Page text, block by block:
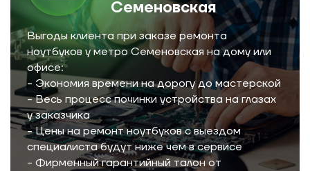
Семеновская
Выгоды клиента при заказе ремонта
ноутбуков у метро Семеновская на дому или
офисе:
- Экономия времени на дорогу до мастерской
- Весь процесс починки устройства на глазах
у заказчика
- Цены на ремонт ноутбуков с выездом
специалиста будут ниже чем в сервисе
- Фирменный гарантийный талон от